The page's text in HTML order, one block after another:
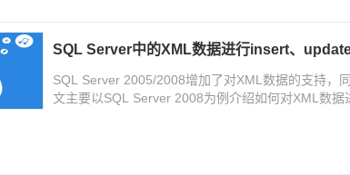
SQL Server中的XML数据进行insert、
SQL Server 2005/2008增加了对XML数据的支持，
文主要以SQL Server 2008为例介绍如何对XML数据